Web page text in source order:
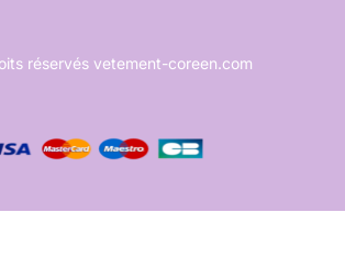
réservés vetement-coreen.com